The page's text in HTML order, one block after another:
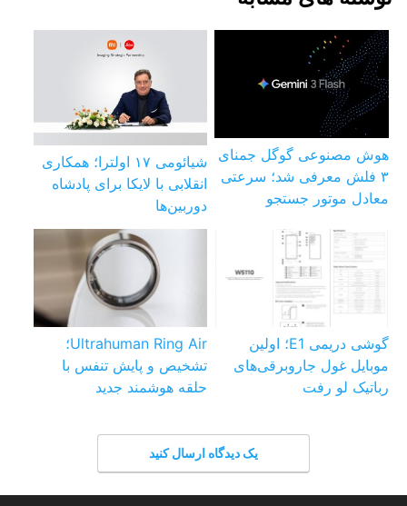
هوش مصنوعی گوگل جمنای
۳ فلش معرفی شد؛ سرعتی
معادل موتور جستجو
شیائومی ۱۷ اولترا؛ همکاری
انقلابی با لایکا برای پادشاه
دوربین‌ها
گوشی دریمی E1؛ اولین
موبایل غول جاروبرقی‌های
رباتیک لو رفت
Ultrahuman Ring Air؛
تشخیص و پایش تنفس با
حلقه هوشمند جدید
یک دیدگاه ارسال کنید